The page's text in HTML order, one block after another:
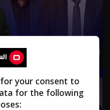
your consent to
for the following